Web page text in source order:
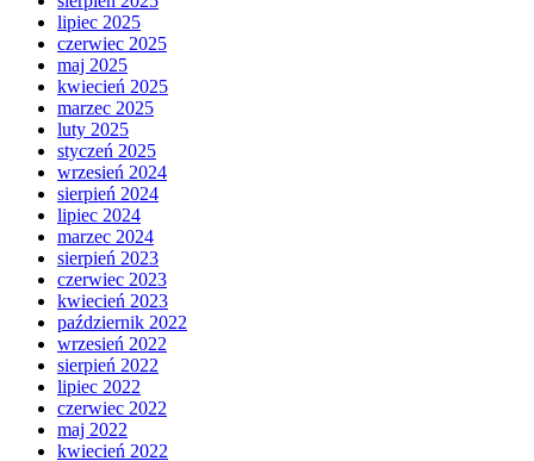
lipiec 2025
czerwiec 2025
maj 2025
kwiecień 2025
marzec 2025
luty 2025
styczeń 2025
wrzesień 2024
sierpień 2024
lipiec 2024
marzec 2024
sierpień 2023
czerwiec 2023
kwiecień 2023
październik 2022
wrzesień 2022
sierpień 2022
lipiec 2022
czerwiec 2022
maj 2022
kwiecień 2022